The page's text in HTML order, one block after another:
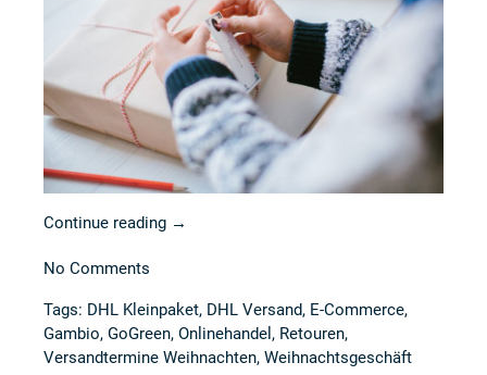
Continue reading →
No Comments
Tags: DHL Kleinpaket, DHL Versand, E-Commerce,
Gambio, GoGreen, Onlinehandel , Retouren,
Versandtermine Weihnachten, Weihnachtsgeschäft